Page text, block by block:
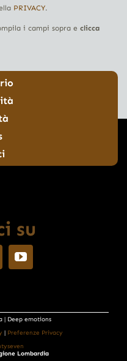
PRIVACY.
i campi sopra e clicca
su
| Deep emotions
| Preferenze Privacy
Lombardia